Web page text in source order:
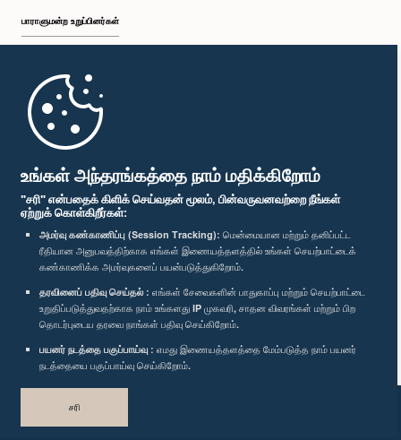
உங்கள் அந்தரங்கத்தை நாம் மதிக்கிறோம்
"சரி" என்பதைக் கிளிக் செய்வதன் மூலம், பின்வருவனவற்றை நீங்கள்
ஏற்றுக் கொள்கிறீர்கள்:
அமர்வு கண்காணிப்பு (Session Tracking): மென்மையான மற்றும் தனிப்பட்ட
ரீதியான அனுபவத்திற்காக எங்கள் இணையத்தளத்தில் உங்கள் செயற்பாட்டைக்
கண்காணிக்க அமர்வுகளைப் பயன்படுத்துகிறோம்.
தரவினைப் பதிவு செய்தல் : எங்கள் சேவைகளின் பாதுகாப்பு மற்றும் செயற்பாட்டை
உறுதிப்படுத்துவதற்காக நாம் உங்களது IP முகவரி, சாதன விவரங்கள் மற்றும் பிற
தொடர்புடைய தரவை நாங்கள் பதிவு செய்கிறோம்.
பயனர் நடத்தை பகுப்பாய்வு : எமது இணையத்தளத்தை மேம்படுத்த நாம் பயனர்
நடத்தையை பகுப்பாய்வு செய்கிறோம்.
சரி
பாராளுமன்ற உறுப்பினர்கள்
முதற்பக்கம்
பாராளுமன்ற கையடக்க செயலி
எம்மை பின்தொடர்க :
விருதுகள்
தனியுரிமைக் கொள்கை